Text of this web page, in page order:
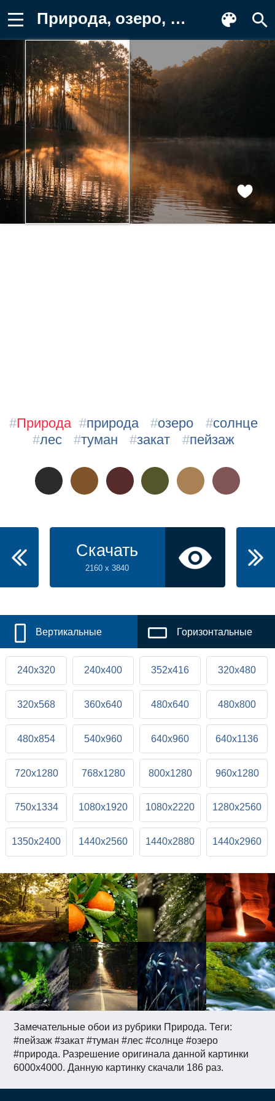
Природа, озеро, солнце, лес, туман Картинка
Замечательные обои из рубрики Природа. Теги:
#пейзаж #закат #туман #лес #солнце #озеро
#природа. Разрешение оригинала данной картинки
6000x4000. Данную картинку скачали 186 раз.
#Природа #природа #озеро #солнце
#лес #туман #закат #пейзаж
Скачать
2160 x 3840
Вертикальные Горизонтальные
240x320 240x400 352x416 320x480
320x568 360x640 480x640 480x800
480x854 540x960 640x960 640x1136
720x1280 768x1280 800x1280 960x1280
750x1334 1080x1920 1080x2220 1280x2560
1350x2400 1440x2560 1440x2880 1440x2960